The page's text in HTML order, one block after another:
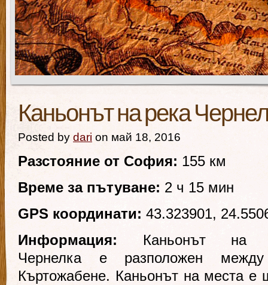
Каньонът на река
Posted by dari on май 18, 2016
Разстояние от София: 155 км
Време за пътуване: 2 ч 15 мин
GPS координати: 43.323901,
Информация: Каньонът на
Чернелка е разположен
Къртожабене. Каньонът на места е